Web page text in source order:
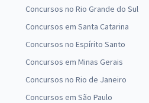
Concursos no Rio Grande do Sul
Concursos em Santa Catarina
Concursos no Espírito Santo
Concursos em Minas Gerais
Concursos no Rio de Janeiro
Concursos em São Paulo